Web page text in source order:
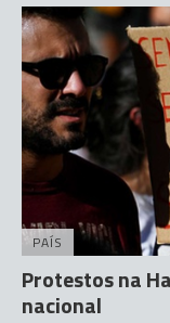
PAÍS
Protestos na
nacional